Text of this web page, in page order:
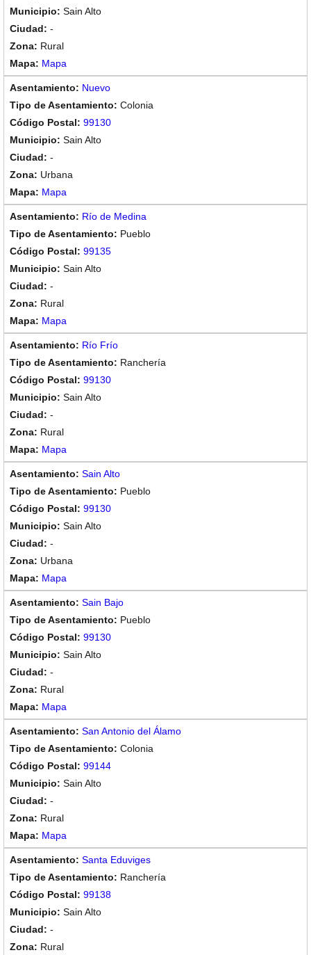
Sain Alto
-
Rural
Mapa
Nuevo
Colonia
99130
Sain Alto
-
Urbana
Mapa
Río de Medina
Pueblo
99135
Sain Alto
-
Rural
Mapa
Río Frío
Ranchería
99130
Sain Alto
-
Rural
Mapa
Sain Alto
Pueblo
99130
Sain Alto
-
Urbana
Mapa
Sain Bajo
Pueblo
99130
Sain Alto
-
Rural
Mapa
San Antonio del Álamo
Colonia
99144
Sain Alto
-
Rural
Mapa
Santa Eduviges
Ranchería
99138
Sain Alto
-
Rural